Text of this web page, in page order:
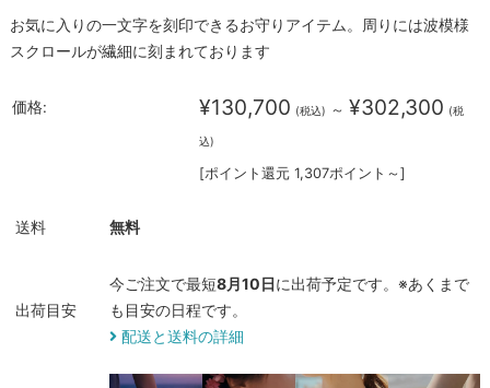
お気に入りの一文字を刻印できるお守りアイテム。周りには波模様
スクロールが繊細に刻まれております
価格: ¥130,700 (税込) ～ ¥302,300 (税
込)
[ポイント還元 1,307ポイント～]
送料 無料
出荷目安
今ご注文で最短8月10日に出荷予定です。※あくまで
も目安の日程です。
配送と送料の詳細